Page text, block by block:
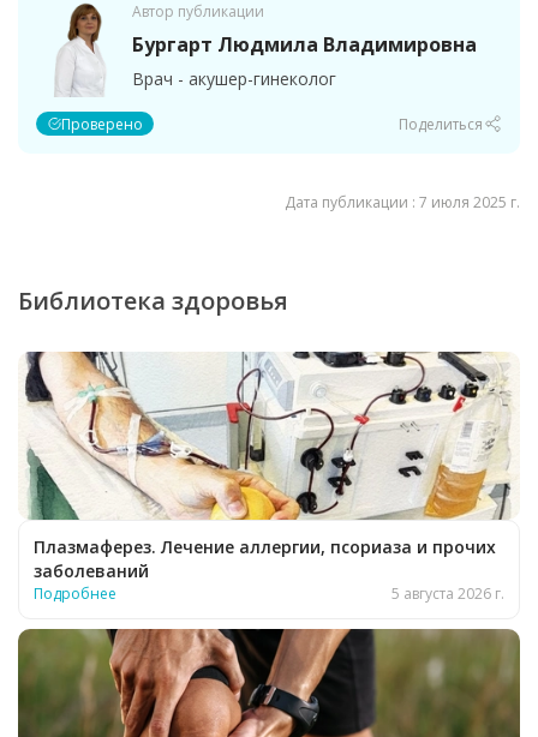
Автор публикации
Бургарт Людмила Владимировна
Врач - акушер-гинеколог
Проверено Поделиться
Дата публикации : 7 июля 2025 г.
Библиотека здоровья
Плазмаферез. Лечение аллергии, псориаза и прочих
заболеваний
Подробнее 5 августа 2026 г.